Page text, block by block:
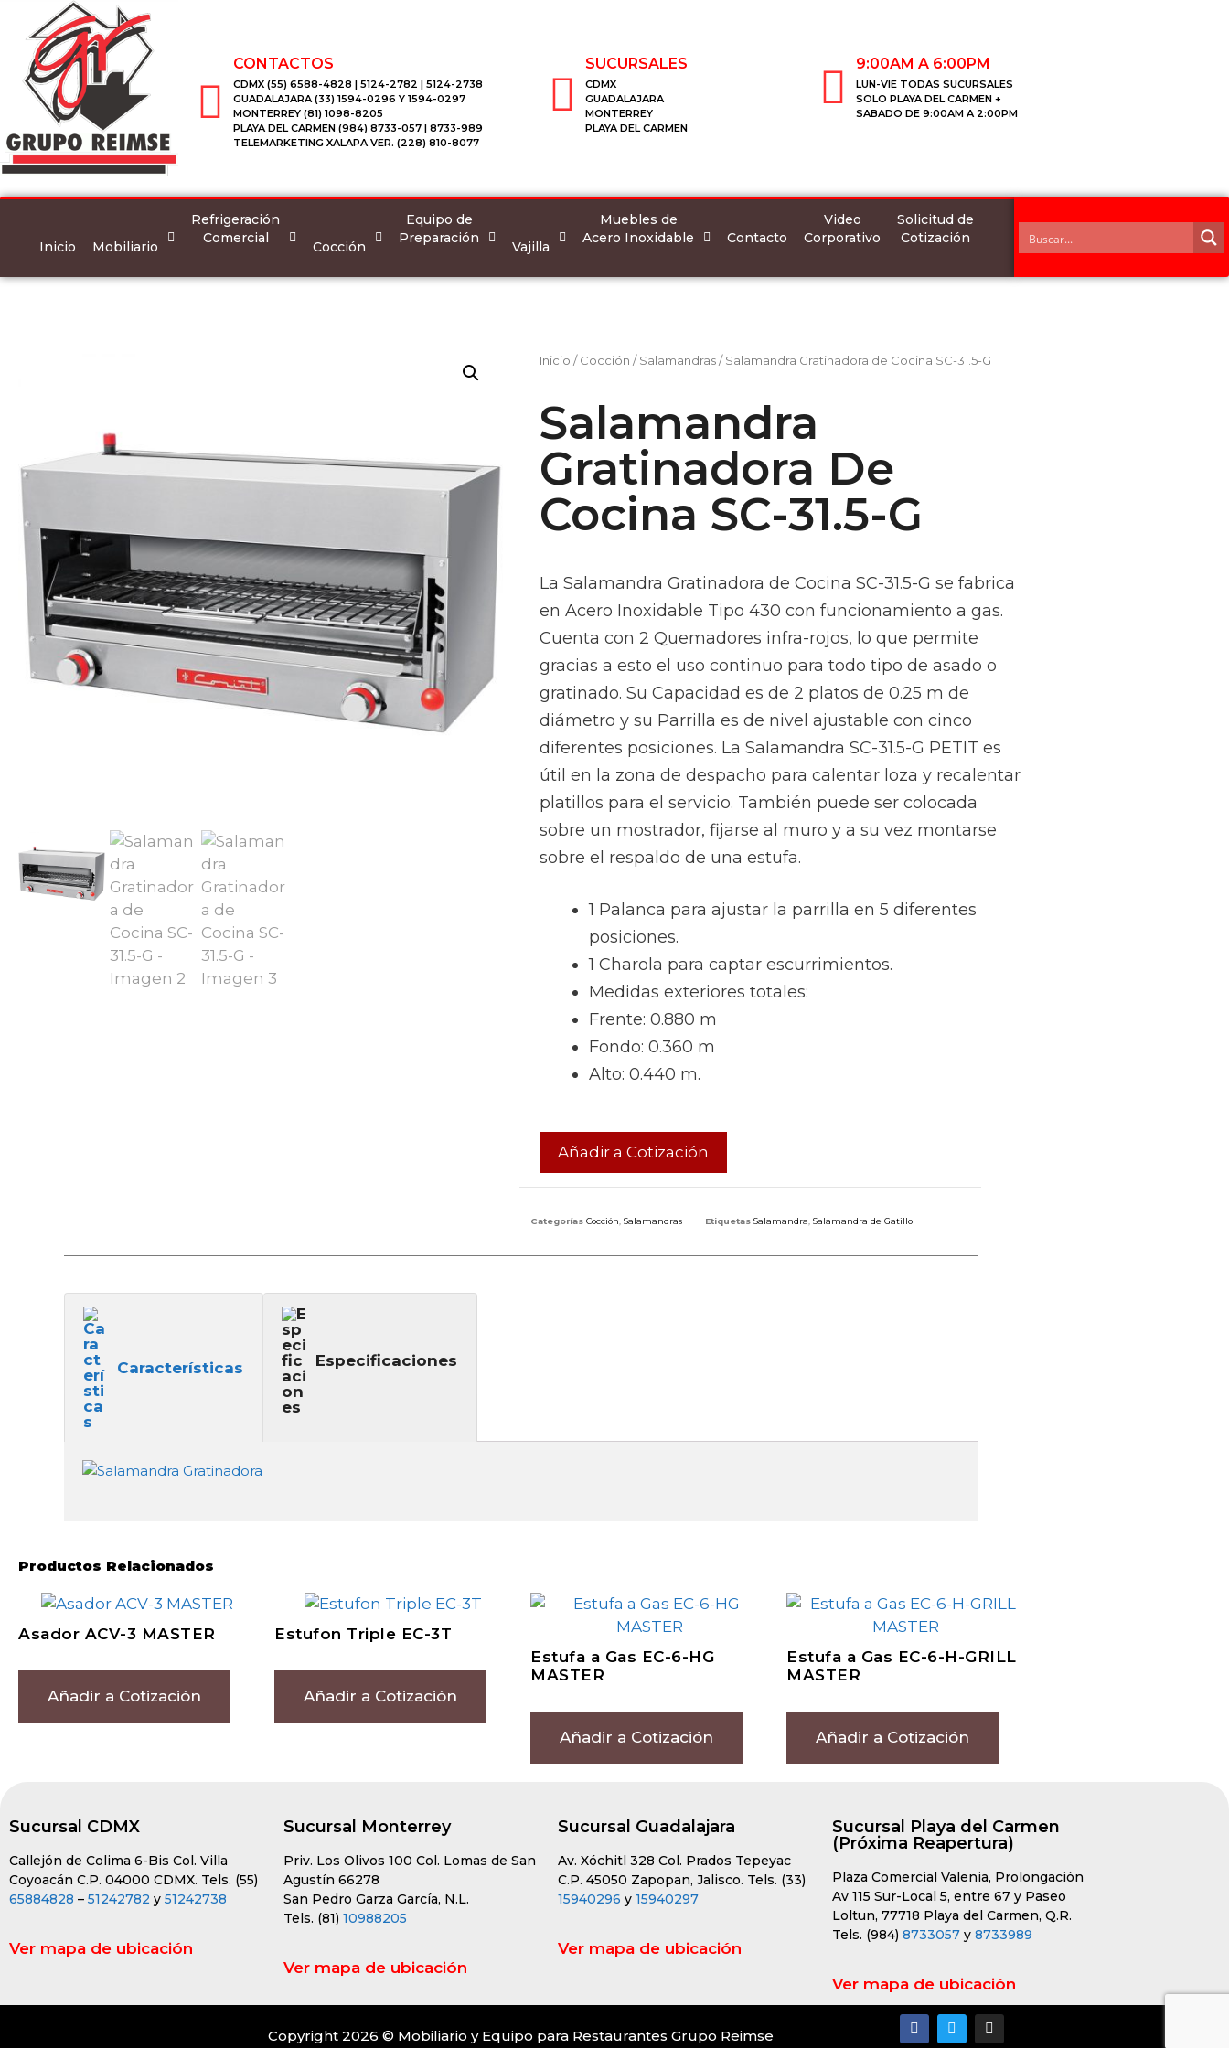
CONTACTOS
CDMX (55) 6588-4828 | 5124-2782 | 5124-2738
GUADALAJARA (33) 1594-0296 Y 1594-0297
MONTERREY (81) 1098-8205
PLAYA DEL CARMEN (984) 8733-057 | 8733-989
TELEMARKETING XALAPA VER. (228) 810-8077
SUCURSALES
CDMX
GUADALAJARA
MONTERREY
PLAYA DEL CARMEN
9:00AM A 6:00PM
LUN-VIE TODAS SUCURSALES
SOLO PLAYA DEL CARMEN +
SABADO DE 9:00AM A 2:00PM
Inicio Mobiliario
Refrigeración
Comercial
Cocción
Equipo de
Preparación
Vajilla
Muebles de
Acero Inoxidable
Contacto
Video
Corporativo
Solicitud de
Cotización
Inicio /Cocción /Salamandras/ Salamandra Gratinadora de Cocina SC-31.5-G
Salamandra
Gratinadora De
Cocina SC-31.5-G
La Salamandra Gratinadora de Cocina SC-31.5-G se fabrica
en Acero Inoxidable Tipo 430 con funcionamiento a gas.
Cuenta con 2 Quemadores infra-rojos, lo que permite
gracias a esto el uso continuo para todo tipo de asado o
gratinado. Su Capacidad es de 2 platos de 0.25 m de
diámetro y su Parrilla es de nivel ajustable con cinco
diferentes posiciones. La Salamandra SC-31.5-G PETIT es
útil en la zona de despacho para calentar loza y recalentar
platillos para el servicio. También puede ser colocada
sobre un mostrador, fijarse al muro y a su vez montarse
sobre el respaldo de una estufa.
1 Palanca para ajustar la parrilla en 5 diferentes
posiciones.
1 Charola para captar escurrimientos.
Medidas exteriores totales:
Frente: 0.880 m
Fondo: 0.360 m
Alto: 0.440 m.
Añadir a Cotización
Categorías Cocción Salamandras Etiquetas Salamandra Salamandra de Gatillo
Características Especificaciones
Productos Relacionados
Asador ACV-3 MASTER
Añadir a Cotización
Estufon Triple EC-3T
Añadir a Cotización
Estufa a Gas EC-6-HG
MASTER
Añadir a Cotización
Estufa a Gas EC-6-H-GRILL
MASTER
Añadir a Cotización
Sucursal CDMX
Callejón de Colima 6-Bis Col. Villa
Coyoacán C.P. 04000 CDMX. Tels. (55)
65884828 – 51242782 y 51242738
Ver mapa de ubicación
Sucursal Monterrey
Priv. Los Olivos 100 Col. Lomas de San
Agustín 66278
San Pedro Garza García, N.L.
Tels. (81) 10988205
Ver mapa de ubicación
Sucursal Guadalajara
Av. Xóchitl 328 Col. Prados Tepeyac
C.P. 45050 Zapopan, Jalisco. Tels. (33)
15940296 y 15940297
Ver mapa de ubicación
Sucursal Playa del Carmen
(Próxima Reapertura)
Plaza Comercial Valenia, Prolongación
Av 115 Sur-Local 5, entre 67 y Paseo
Loltun, 77718 Playa del Carmen, Q.R.
Tels. (984) 8733057 y 8733989
Ver mapa de ubicación
Copyright 2026 © Mobiliario y Equipo para Restaurantes Grupo Reimse